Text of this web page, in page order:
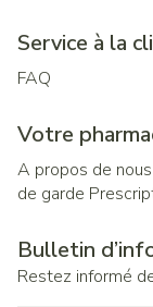
Service à la
FAQ
Votre
A propos de nous
de garde
Bulletin
Restez informé